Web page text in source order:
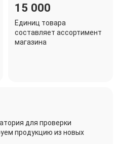
15 000
Единиц товара
составляет ассортимент
магазина
для проверки
продукцию из новых